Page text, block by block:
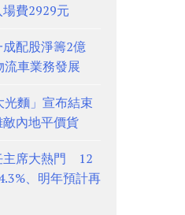
費2929元
配股淨籌2億
車業務發展
麵」宣布結束
內地平價貨
主席大熱門 12
、明年預計再